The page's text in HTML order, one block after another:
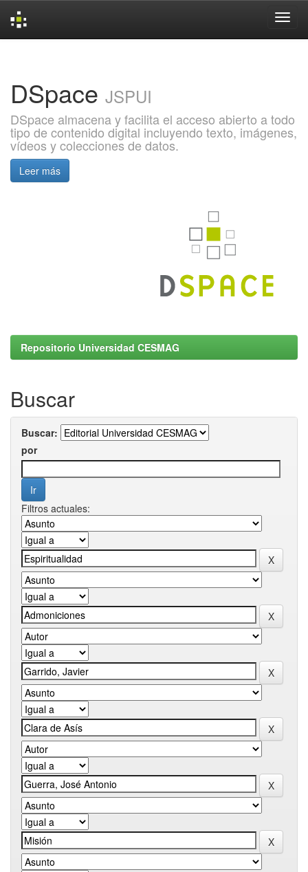
DSpace JSPUI
DSpace almacena y facilita el acceso abierto a todo
tipo de contenido digital incluyendo texto, imágenes,
vídeos y colecciones de datos.
Leer más
Repositorio Universidad CESMAG
Buscar
Buscar:
por
Filtros actuales: